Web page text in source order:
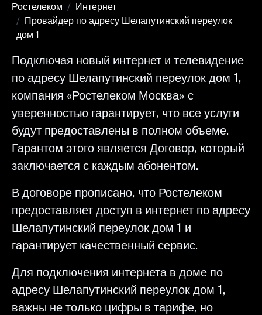
Ростелеком
Интернет
Провайдер по адресу Шелапутинский переулок
дом 1
Подключая новый интернет и телевидение
по адресу Шелапутинский переулок дом 1,
компания «Ростелеком Москва» с
уверенностью гарантирует, что все услуги
будут предоставлены в полном объеме.
Гарантом этого является Договор, который
заключается с каждым абонентом.
В договоре прописано, что Ростелеком
предоставляет доступ в интернет по адресу
Шелапутинский переулок дом 1 и
гарантирует качественный сервис.
Для подключения интернета в доме по
адресу Шелапутинский переулок дом 1,
важны не только цифры в тарифе, но